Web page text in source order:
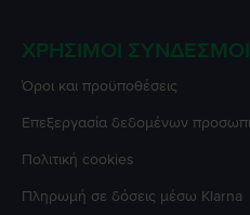
ΧΡΉΣΙΜΟΙ ΣΎΝΔΕΣΜΟΙ
Όροι και προϋποθέσεις
Επεξεργασία δεδομένων
Πολιτική cookies
Πληρωμή σε δόσεις μέσω Klarna